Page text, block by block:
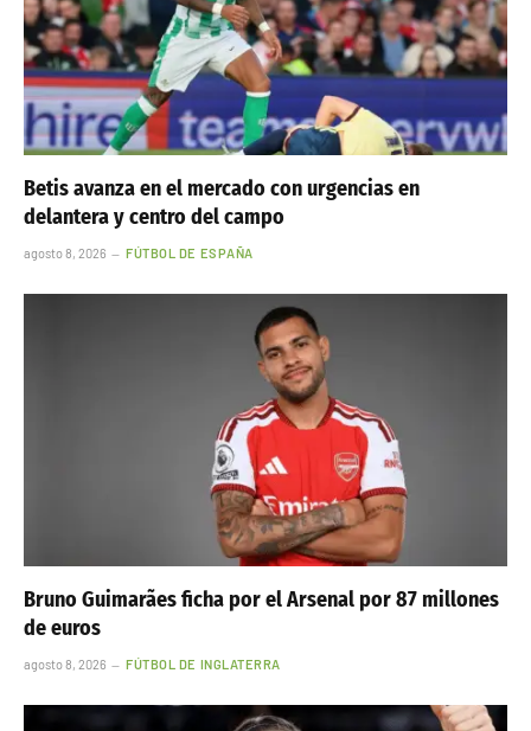
Betis avanza en el mercado con urgencias en
delantera y centro del campo
agosto 8, 2026 FÚTBOL DE ESPAÑA
Bruno Guimarães ficha por el Arsenal por 87 millones
de euros
agosto 8, 2026 FÚTBOL DE INGLATERRA